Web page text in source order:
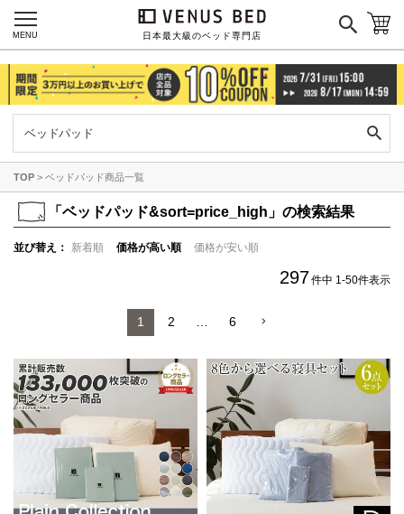
日本最大級のベッド専門店
MENU
TOP ベッドパッド商品一覧
「 ベッドパッド&sort=price_high」の検索結果
並び替え 新着順 価格が高い順 価格が安い順
297件中 1 -50件表示
1 2 6